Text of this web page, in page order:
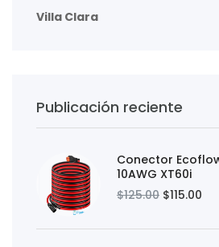
Villa Clara
Publicación reciente
Conector
10AWG XT60i
$125.00 $115.00